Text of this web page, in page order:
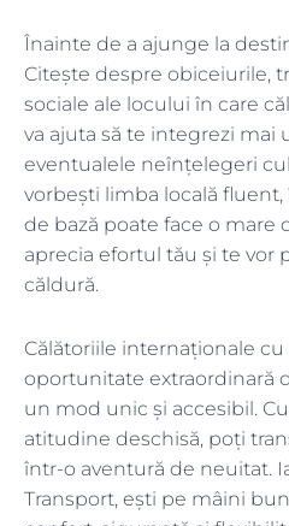
Înainte de a ajunge la
Citește despre obiceiurile,
sociale ale locului în care
va ajuta să te integrezi mai
eventualele neînțelegeri
vorbești limba locală fluent,
de bază poate face o mare
aprecia efortul tău și te vor
căldură.
Călătoriile internaționale
oportunitate extraordinară
un mod unic și accesibil.
atitudine deschisă, poți
într-o aventură de neuitat.
Transport, ești pe mâini